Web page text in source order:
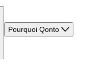
Pourquoi Qonto